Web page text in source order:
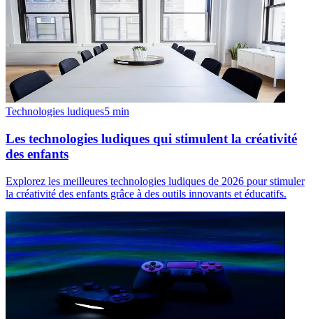
Technologies ludiques5 min
Les technologies ludiques qui stimulent la créativité
des enfants
Explorez les meilleures technologies ludiques de 2026 pour stimuler
la créativité des enfants grâce à des outils innovants et éducatifs.